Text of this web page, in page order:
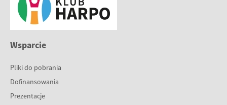
Wsparcie
Pliki do pobrania
Dofinansowania
Prezentacje